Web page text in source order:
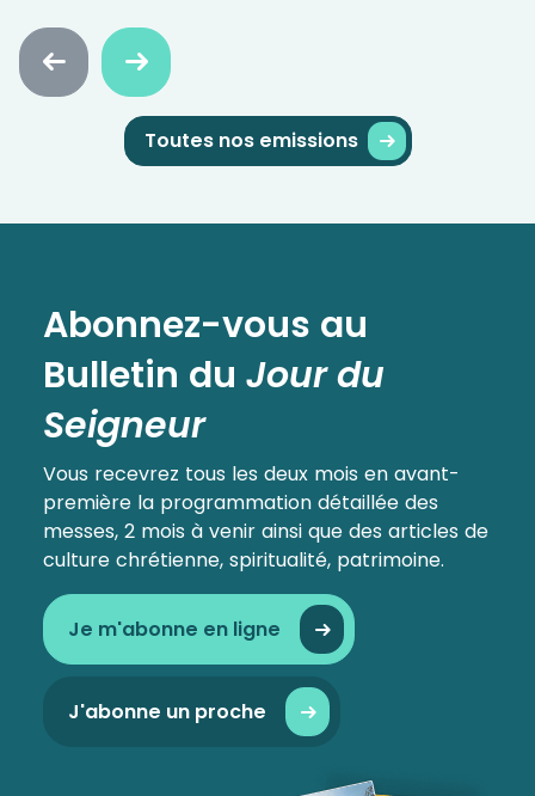
Faire
défiler
Faire
défiler
avant
Toutes nos emissions
Abonnez-vous au
Bulletin du Jour du
Seigneur
Vous recevrez tous les deux mois en avant-
première la programmation détaillée des
messes, 2 mois à venir ainsi que des articles de
culture chrétienne, spiritualité, patrimoine.
Je m'abonne en ligne
J'abonne un proche